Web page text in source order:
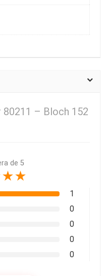
80211 – Bloch 152
de 5
★★
1
0
0
0
0